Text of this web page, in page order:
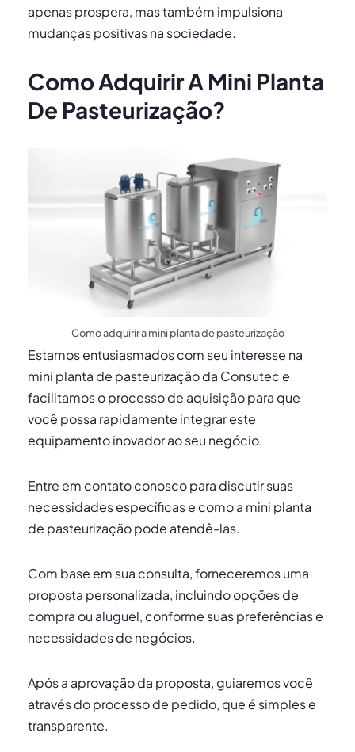
apenas prospera, mas também impulsiona
mudanças positivas na sociedade.
Como Adquirir A Mini Planta
De Pasteurização?
Como adquirir a mini planta de pasteurização
Estamos entusiasmados com seu interesse na
mini planta de pasteurização da Consutec e
facilitamos o processo de aquisição para que
você possa rapidamente integrar este
equipamento inovador ao seu negócio.
Entre em contato conosco para discutir suas
necessidades específicas e como a mini planta
de pasteurização pode atendê-las.
Com base em sua consulta, forneceremos uma
proposta personalizada, incluindo opções de
compra ou aluguel, conforme suas preferências e
necessidades de negócios.
Após a aprovação da proposta, guiaremos você
através do processo de pedido, que é simples e
transparente.